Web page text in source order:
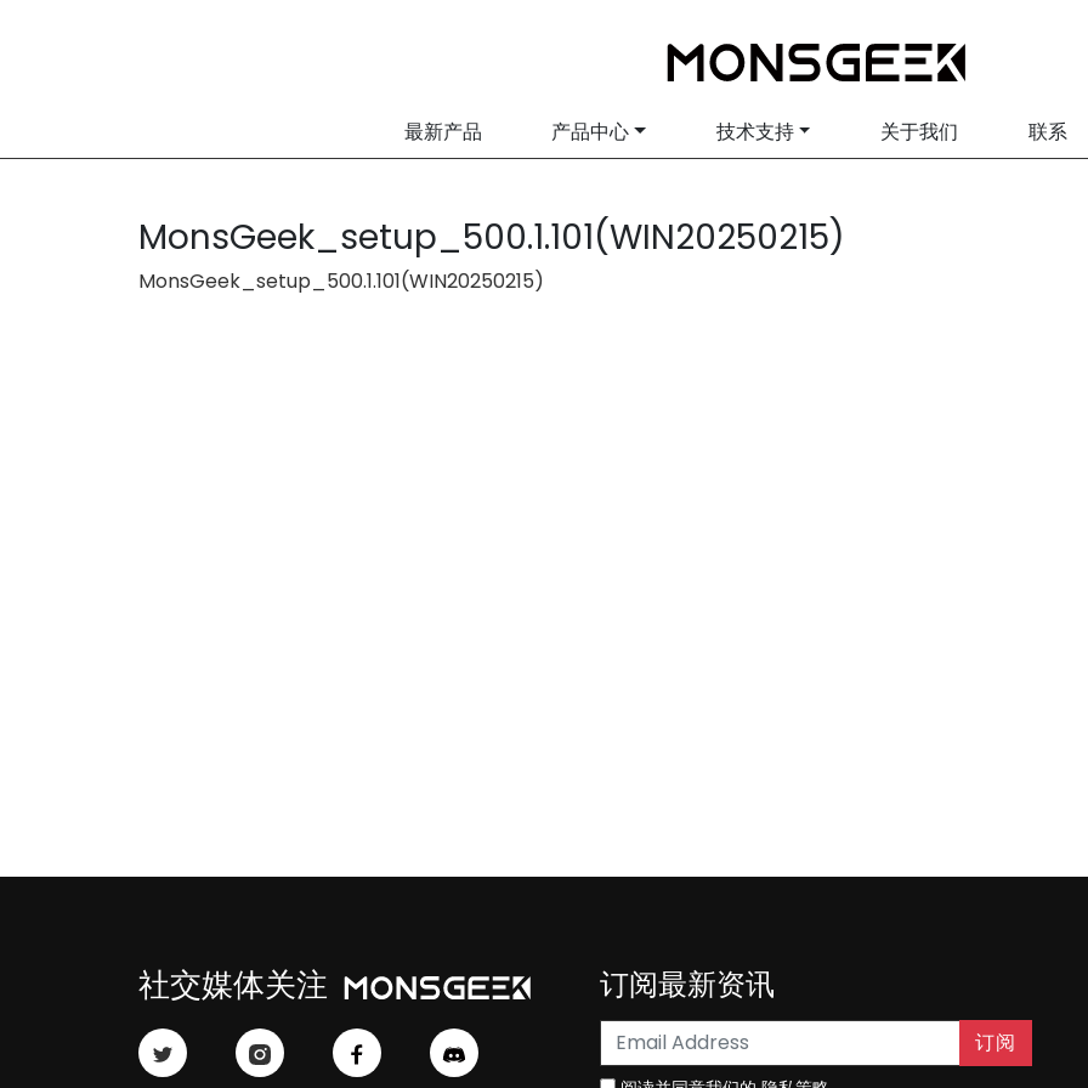
最新产品 产品中心 技术支持 关于我们 联系
MonsGeek_setup_500.1.101(WIN20250215)
MonsGeek_setup_500.1.101(WIN20250215)
社交媒体关注 订阅最新资讯
订阅